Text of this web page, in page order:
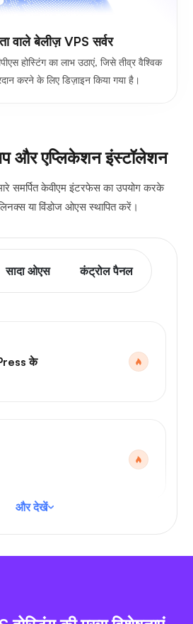
वाले बेलीज़ VPS सर्वर
होस्टिंग का लाभ उठाएं, जिसे तीव्र वैश्विक
करने के लिए डिज़ाइन किया गया है।
और एप्लिकेशन इंस्टॉलेशन
समर्पित केवीएम इंटरफेस का उपयोग करके
या विंडोज ओएस स्थापित करें।
सादा ओएस कंट्रोल पैनल
के
और देखें